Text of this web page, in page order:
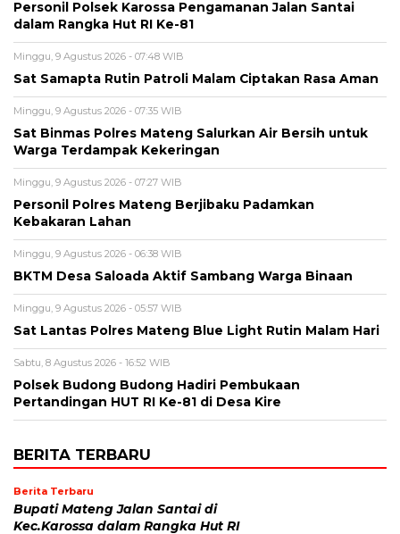
Personil Polsek Karossa Pengamanan Jalan Santai
dalam Rangka Hut RI Ke-81
Minggu, 9 Agustus 2026 - 07:48 WIB
Sat Samapta Rutin Patroli Malam Ciptakan Rasa Aman
Minggu, 9 Agustus 2026 - 07:35 WIB
Sat Binmas Polres Mateng Salurkan Air Bersih untuk
Warga Terdampak Kekeringan
Minggu, 9 Agustus 2026 - 07:27 WIB
Personil Polres Mateng Berjibaku Padamkan
Kebakaran Lahan
Minggu, 9 Agustus 2026 - 06:38 WIB
BKTM Desa Saloada Aktif Sambang Warga Binaan
Minggu, 9 Agustus 2026 - 05:57 WIB
Sat Lantas Polres Mateng Blue Light Rutin Malam Hari
Sabtu, 8 Agustus 2026 - 16:52 WIB
Polsek Budong Budong Hadiri Pembukaan
Pertandingan HUT RI Ke-81 di Desa Kire
BERITA TERBARU
Berita Terbaru
Bupati Mateng Jalan Santai di
Kec.Karossa dalam Rangka Hut RI